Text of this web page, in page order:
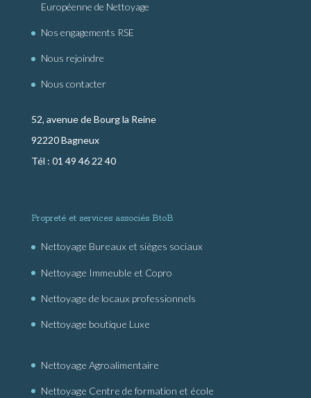
Européenne de Nettoyage
Nos engagements RSE
Nous rejoindre
Nous contacter
52, avenue de Bourg la Reine
92220 Bagneux
Tél : 01 49 46 22 40
Propreté et services associés BtoB
Nettoyage Bureaux et sièges sociaux
Nettoyage Immeuble et Copro
Nettoyage de locaux professionnels
Nettoyage boutique Luxe
Nettoyage Agroalimentaire
Nettoyage Centre de formation et école